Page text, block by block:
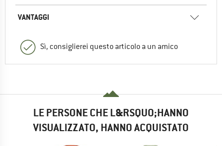
VANTAGGI
Sì, consiglierei questo articolo a un amico
LE PERSONE CHE L&RSQUO;HANNO
VISUALIZZATO, HANNO ACQUISTATO